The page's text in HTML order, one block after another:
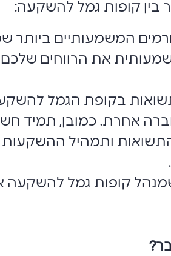
בין קופות גמל להשקעה:
המשמעותיים
את הרווחים שלכם
בקופת הגמל
אחרת. כמובן, תמיד
ותמהיל ההשקעות
קופות גמל להשקעה
?